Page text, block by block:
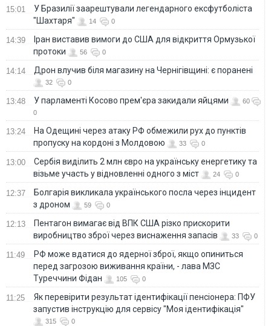
15:01
У Бразилії заарештували легендарного ексфутболіста
"Шахтаря"
14 0
14:39
Іран виставив вимоги до США для відкриття Ормузької
протоки
56 0
14:14 Дрон влучив біля магазину на Чернігівщині: є поранені
32 0
13:48 У парламенті Косово прем'єра закидали яйцями
60
0
13:24
На Одещині через атаку РФ обмежили рух до пунктів
пропуску на кордоні з Молдовою
33 0
13:00
Сербія виділить 2 млн євро на українську енергетику та
візьме участь у відновленні одного з міст
24 0
12:37
Болгарія викликала українського посла через інцидент
з дроном
59 0
12:13
Пентагон вимагає від ВПК США різко прискорити
виробництво зброї через виснаження запасів
33 0
11:49
РФ може вдатися до ядерної зброї, якщо опиниться
перед загрозою виживання країни, - лава МЗС
Туреччини Фідан
105 0
11:25
Як перевірити результат ідентифікації пенсіонера: ПФУ
запустив інструкцію для сервісу "Моя ідентифікація"
315 0